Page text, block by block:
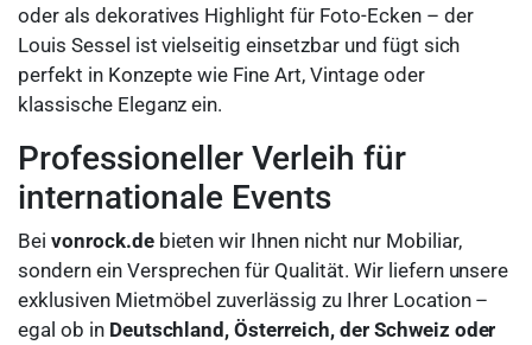
oder als dekoratives Highlight für Foto-Ecken – der
Louis Sessel ist vielseitig einsetzbar und fügt sich
perfekt in Konzepte wie Fine Art, Vintage oder
klassische Eleganz ein.
Professioneller Verleih für
internationale Events
Bei vonrock.debieten wir Ihnen nicht nur Mobiliar,
sondern ein Versprechen für Qualität. Wir liefern unsere
exklusiven Mietmöbel zuverlässig zu Ihrer Location –
egal ob in Deutschland, Österreich, der Schweiz oder